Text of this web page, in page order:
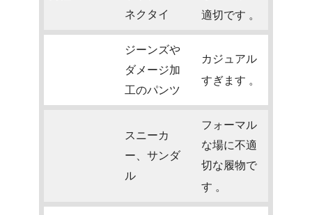
ネクタイ
適切です 。
ジーンズや
ダメージ加
工のパンツ
カジュアル
すぎます 。
スニーカ
ー、サンダ
ル
フォーマル
な場に不適
切な履物で
す 。